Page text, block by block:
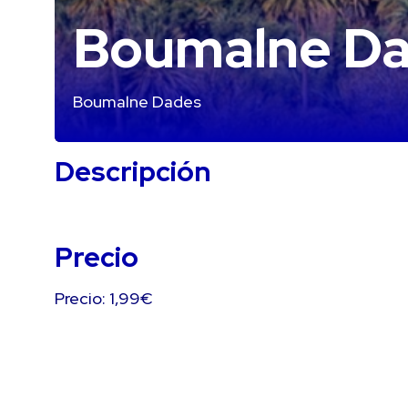
Boumalne
Boumalne Dades
Descripción
Precio
Precio: 1,99€